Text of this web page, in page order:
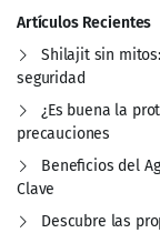
Artículos Recientes
Shilajit sin
seguridad
¿Es buena la
precauciones
Beneficios del
Clave
Descubre las